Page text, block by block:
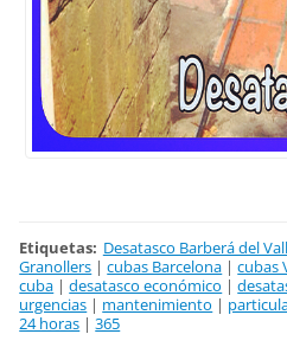
Etiquetas: Desatasco Barberá del
Granollers | cubas Barcelona | cubas
cuba | desatasco económico |
urgencias | mantenimiento |
24 horas | 365